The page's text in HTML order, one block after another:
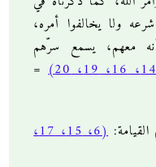
ولا يخالفوا أمره،
معهم، يسمع سرّهم
=
(6، 15، 17،